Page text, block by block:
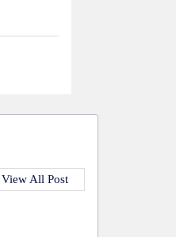
View All Post